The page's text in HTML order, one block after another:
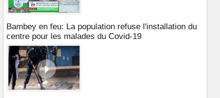
Bambey en feu: La population refuse l'installation du
centre pour les malades du Covid-19